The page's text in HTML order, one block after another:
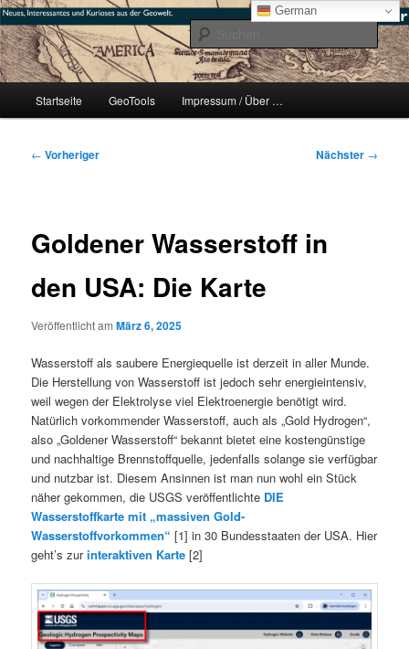
Zum
primären
Inhalt
springen#geoObserver
mikeE's GeoBlog
Startseite GeoTools Impressum / Über …
Beitragsnavigation
← Vorheriger Nächster →
Goldener Wasserstoff in
den USA: Die Karte
Veröffentlicht amMärz 6, 2025
Wasserstoff als saubere Energiequelle ist derzeit in aller Munde.
Die Herstellung von Wasserstoff ist jedoch sehr energieintensiv,
weil wegen der Elektrolyse viel Elektroenergie benötigt wird.
Natürlich vorkommender Wasserstoff, auch als „Gold Hydrogen“,
also „Goldener Wasserstoff“ bekannt bietet eine kostengünstige
und nachhaltige Brennstoffquelle, jedenfalls solange sie verfügbar
und nutzbar ist. Diesem Ansinnen ist man nun wohl ein Stück
näher gekommen, die USGS veröffentlichte DIE
Wasserstoffkarte mit „massiven Gold-
Wasserstoffvorkommen“ [1] in 30 Bundesstaaten der USA. Hier
geht’s zurinteraktiven Karte [2]
German